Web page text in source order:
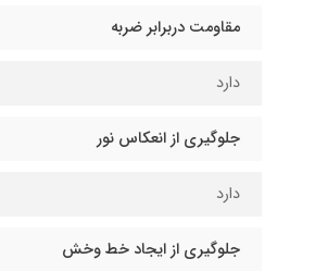
مقاومت دربرابر ضربه
دارد
جلوگیری از انعکاس نور
دارد
جلوگیری از ایجاد خط وخش